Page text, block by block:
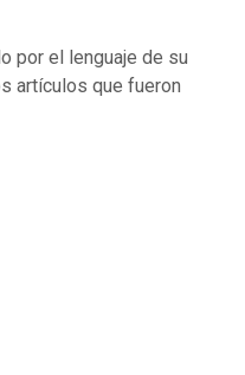
por el lenguaje de su
artículos que fueron